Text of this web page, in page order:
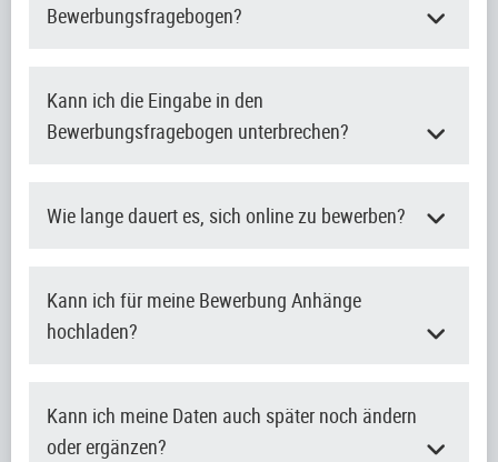
Bewerbungsfragebogen?
Kann ich die Eingabe in den
Bewerbungsfragebogen unterbrechen?
Wie lange dauert es, sich online zu bewerben?
Kann ich für meine Bewerbung Anhänge
hochladen?
Kann ich meine Daten auch später noch ändern
oder ergänzen?